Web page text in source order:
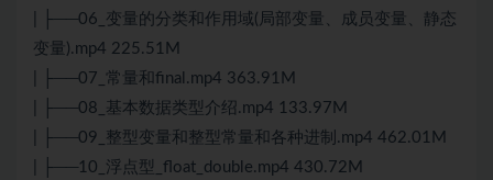
| ├──06_变量的分类和作用域(局部变量、成员变量、静态
变量).mp4 225.51M
| ├──07_常量和final.mp4 363.91M
| ├──08_基本数据类型介绍.mp4 133.97M
| ├──09_整型变量和整型常量和各种进制.mp4 462.01M
| ├──10_浮点型_float_double.mp4 430.72M